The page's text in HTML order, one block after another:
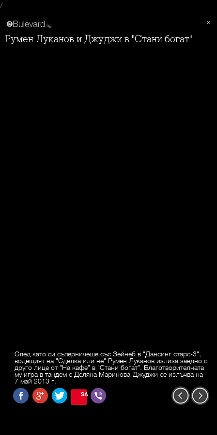
/
Румен Луканов и Джуджи в "Стани богат"
След като си съперничеше със Зейнеб в "Дансинг старс-3",
водещият на "Сделка или не" Румен Луканов излиза заедно с
друго лице от "На кафе" в "Стани богат". Благотворителната
му игра в тандем с Деляна Маринова-Джуджи се излъчва на
7 май 2013 г.
SAVE